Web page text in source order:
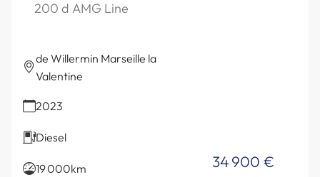
200 d AMG Line
de Willermin Marseille la
Valentine
2023
Diesel
19 000km 34 900 €